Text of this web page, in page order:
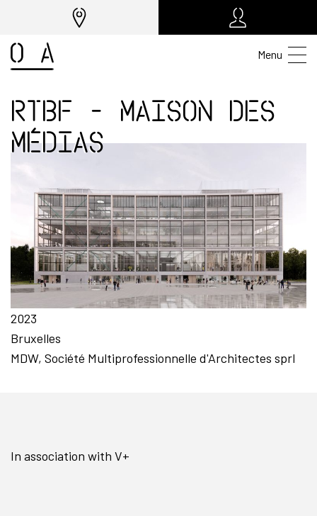
Menu
RTBF - Maison des
médias
2023
Bruxelles
MDW, Société Multiprofessionnelle d'Architectes sprl
In association with V+